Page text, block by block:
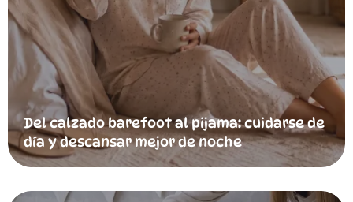
Del calzado barefoot al pijama: cuidarse de
día y descansar mejor de noche